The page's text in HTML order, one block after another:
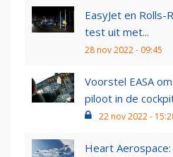
EasyJet en
test uit met...
28 nov 2022 - 09:45
Voorstel EASA
piloot in de
22 nov 2022 -
Heart